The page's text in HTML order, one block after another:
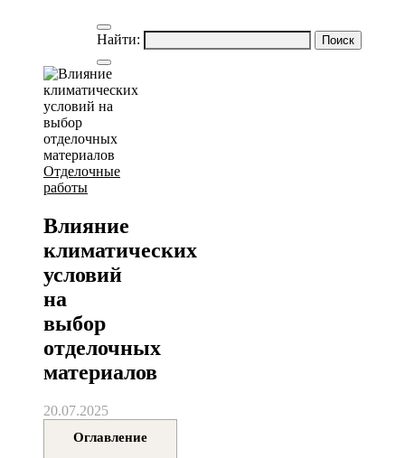
Найти:
Отделочные
работы
Влияние
климатических
условий
на
выбор
отделочных
материалов
20.07.2025
Оглавление